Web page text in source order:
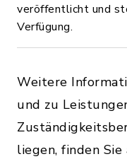
veröffentlicht und
Verfügung.
Weitere
und zu
liegen, finden